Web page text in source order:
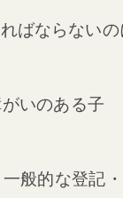
ばならない
いのある子
般的な登記